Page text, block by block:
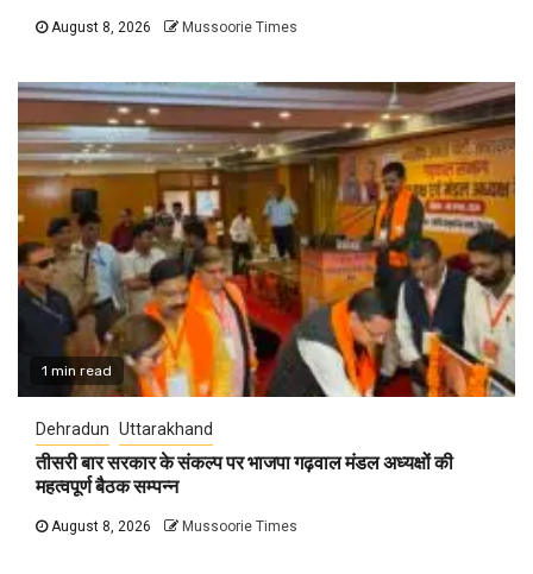
August 8, 2026 Mussoorie Times
1 min read
Dehradun Uttarakhand
तीसरी बार सरकार के संकल्प पर भाजपा गढ़वाल मंडल अध्यक्षों की
महत्वपूर्ण बैठक सम्पन्न
August 8, 2026 Mussoorie Times